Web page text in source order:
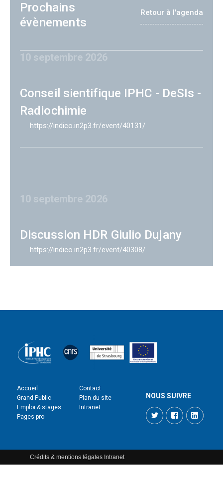
Prochains
évènements
Retour à l'agenda
10 septembre 2026
Conseil sientifique IPHC - DeSIs -
Radiochimie
https://indico.in2p3.fr/event/40131/
10 septembre 2026
Discussion HDR Giulio Dujany
https://indico.in2p3.fr/event/40308/
Accueil
Grand Public
Emploi & stages
Pages pro
Contact
Plan du site
Intranet
NOUS SUIVRE
TwitterFacebook
Crédits & mentions légales Intranet